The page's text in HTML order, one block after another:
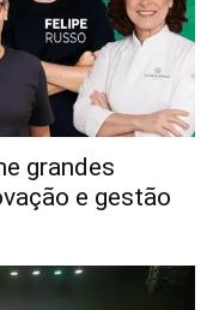
grandes
e gestão